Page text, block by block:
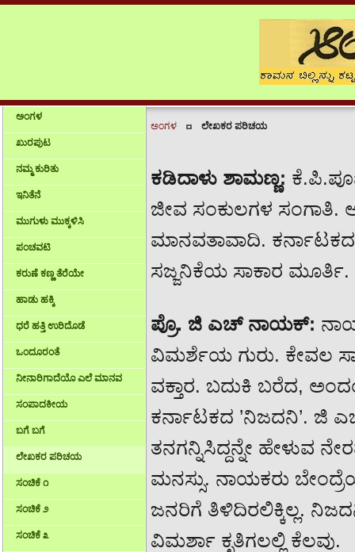
ಅಂಗಳ
ಖುರಪುಟ
ನಮ್ಮ ಕುರಿತು
ಇನಿತೆನೆ
ಮುಗುಳು ಮುಕ್ಕಳಿಸಿ
ಪಂಚವಟಿ
ಕರುಣೆ ಕಣ್ಣ ತೆರೆಯೇ
ಹಾಡು ಹಕ್ಕಿ
ಧರೆ ಹತ್ತಿ ಉರಿದೊಡೆ
ಒಂದೂರಂತೆ
ನೀನಾರಿಗಾದೆಯೊ ಎಲೆ ಮಾನವ
ಸಂಪಾದಕೀಯ
ಬಗೆ ಬಗೆ
ಲೇಖಕರ ಪರಿಚಯ
ಸಂಚಿಕೆ ೧
ಸಂಚಿಕೆ ೨
ಸಂಚಿಕೆ ೩
ಅಂಗಳ ಲೇಖಕರ ಪರಿಚಯ
ಕಡಿದಾಳು ಶಾಮಣ್ಣ:
ಜೀವ ಸಂಕುಲಗಳ ಸಂಗಾತಿ.
ಮಾನವತಾವಾದಿ.
ಸಜ್ಜನಿಕೆಯ ಸಾಕಾರ ಮೂರ್ತಿ.
ಪ್ರೊ. ಜಿ ಎಚ್ ನಾಯಕ್:
ವಿಮರ್ಶೆಯ ಗುರು. ಕೇವಲ
ವಕ್ತಾರ. ಬದುಕಿ ಬರೆದ,
ಕರ್ನಾಟಕದ ’ನಿಜದನಿ’. ಜಿ
ತನಗನ್ನಿಸಿದ್ದನ್ನೇ ಹೇಳುವ
ಮನಸ್ಸು. ನಾಯಕರು
ಜನರಿಗೆ ತಿಳಿದಿರಲಿಕ್ಕಿಲ್ಲ.
ವಿಮರ್ಶಾ ಕೃತಿಗಲಲ್ಲಿ ಕೆಲವು.